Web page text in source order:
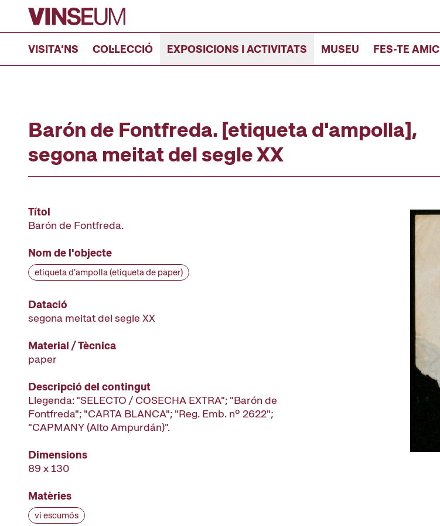
Anar al contingut
VISITA’NS COL·LECCIÓ EXPOSICIONS I ACTIVITATS MUSEU FES-TE AMIC
Barón de Fontfreda. [etiqueta d'ampolla],
segona meitat del segle XX
Títol
Barón de Fontfreda.
Nom de l'objecte
etiqueta d'ampolla (etiqueta de paper)
Datació
segona meitat del segle XX
Material / Tècnica
paper
Descripció del contingut
Llegenda: "SELECTO / COSECHA EXTRA"; "Barón de
Fontfreda"; "CARTA BLANCA"; "Reg. Emb. nº 2622";
"CAPMANY (Alto Ampurdán)".
Dimensions
89 x 130
Matèries
vi escumós